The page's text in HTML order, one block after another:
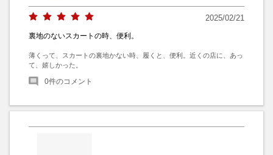
2025/02/21
裏地のないスカートの時、便利。
薄くって、スカートの裏地かない時、履くと、便利。近くの店に、あっ
て、嬉しかった。
0件のコメント